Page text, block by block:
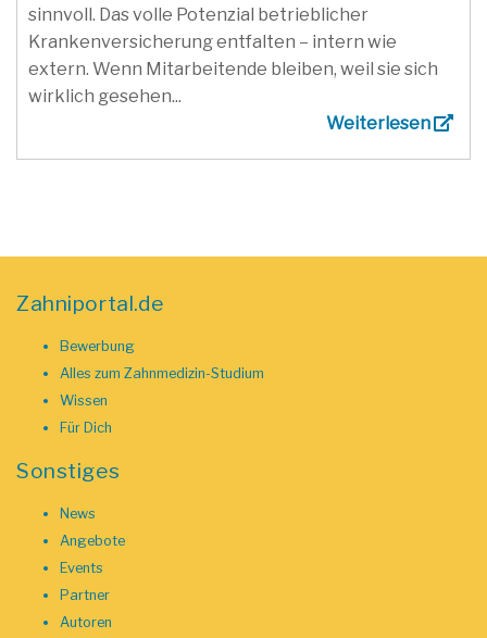
sinnvoll. Das volle Potenzial betrieblicher
Krankenversicherung entfalten – intern wie
extern. Wenn Mitarbeitende bleiben, weil sie sich
wirklich gesehen...
Weiterlesen
Zahniportal.de
Bewerbung
Alles zum Zahnmedizin-Studium
Wissen
Für Dich
Sonstiges
News
Angebote
Events
Partner
Autoren